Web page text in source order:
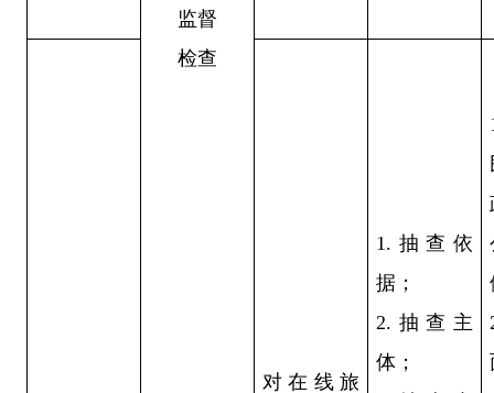
监督
检查
对在线旅
1.抽查依
据；
2.抽查主
体；